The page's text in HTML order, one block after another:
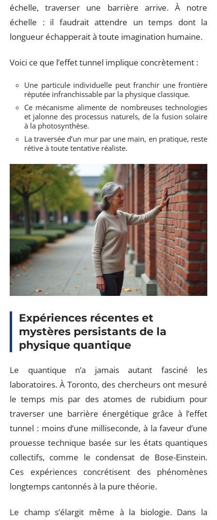
échelle, traverser une barrière arrive. À notre
échelle : il faudrait attendre un temps dont la
longueur échapperait à toute imagination humaine.
Voici ce que l’effet tunnel implique concrètement :
Une particule individuelle peut franchir une frontière
réputée infranchissable par la physique classique.
Ce mécanisme alimente de nombreuses technologies
et jalonne des processus naturels, de la fusion solaire
à la photosynthèse.
La traversée d’un mur par une main, en pratique, reste
rétive à toute tentative réaliste.
Expériences récentes et
mystères persistants de la
physique quantique
Le quantique n’a jamais autant fasciné les
laboratoires. À Toronto, des chercheurs ont mesuré
le temps mis par des atomes de rubidium pour
traverser une barrière énergétique grâce à l’effet
tunnel : moins d’une milliseconde, à la faveur d’une
prouesse technique basée sur les états quantiques
collectifs, comme le condensat de Bose-Einstein.
Ces expériences concrétisent des phénomènes
longtemps cantonnés à la pure théorie.
Le champ s’élargit même à la biologie. Dans la